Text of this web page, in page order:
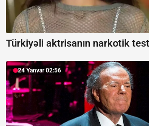
Türkiyəli aktrisanın narkotik
24 Yanvar 02:56